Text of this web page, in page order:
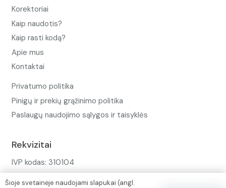
Korektoriai
Kaip naudotis?
Kaip rasti kodą?
Apie mus
Kontaktai
Privatumo politika
Pinigų ir prekių grąžinimo politika
Paslaugų naudojimo sąlygos ir taisyklės
Rekvizitai
IVP kodas: 310104
Šioje svetainėje naudojami slapukai (angl.